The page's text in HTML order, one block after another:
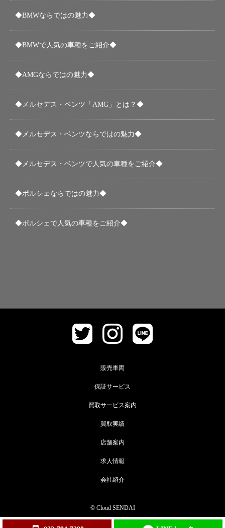
◆BMWならではの魅力◆
◆BMWで人気の車種をご紹介◆
◆AMGならではの魅力◆
◆メルセデス・ベンツ「AMG」とは？◆
◆メルセデス・ベンツならではの魅力◆
◆メルセデス・ベンツで人気の車種をご紹介◆
◆ポルシェならではの魅力◆
◆ポルシェで人気の車種をご紹介◆
販売車両
保証サービス
買取サービス案内
買取実績
店舗案内
求人情報
会社紹介
© Cloud SENDAI